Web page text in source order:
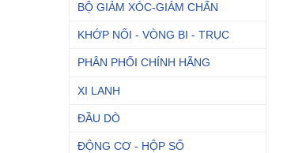
BỘ GIẢM XÓC-GIẢM CHẤN
KHỚP NỐI - VÒNG BI - TRỤC
PHÂN PHỐI CHÍNH HÃNG
XI LANH
ĐẦU DÒ
ĐỘNG CƠ - HỘP SỐ